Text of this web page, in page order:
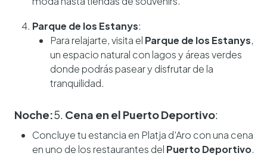
Parque de los Estanys:
Para relajarte, visita el Parque de los Estanys,
un espacio natural con lagos y áreas verdes
donde podrás pasear y disfrutar de la
tranquilidad.
Noche:5. Cena en el Puerto Deportivo:
Concluye tu estancia en Platja d'Aro con una cena
en uno de los restaurantes del Puerto Deportivo.